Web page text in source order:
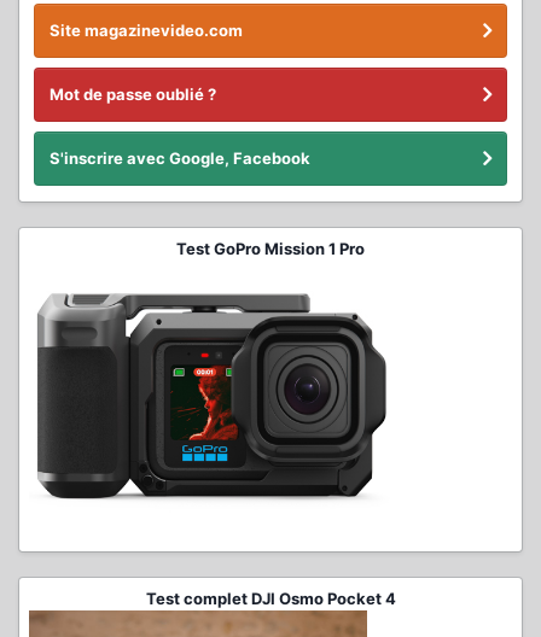
Site magazinevideo.com
Mot de passe oublié ?
S'inscrire avec Google, Facebook
Test GoPro Mission 1 Pro
Test complet DJI Osmo Pocket 4